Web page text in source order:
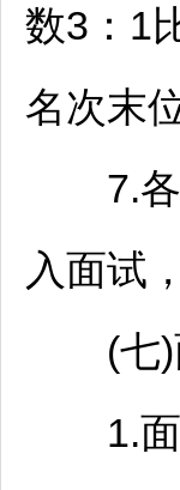
数3：1
名次末
7.各
入面试
(七)
1.面